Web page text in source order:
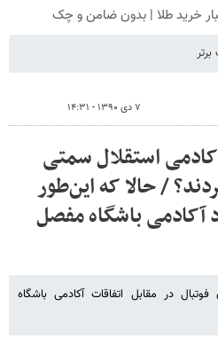
۷ دی ۱۳۹۰ - ۱۴:۳۱
استقلال سمتی
/ حالا که این‌طور
آکادمی باشگاه مفصل
در مقابل اتفاقات آکادمی باشگاه